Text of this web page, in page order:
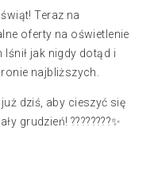
Teraz na
oferty na oświetlenie
jak nigdy dotąd i
najbliższych.
dziś, aby cieszyć się
grudzień! ????????✨